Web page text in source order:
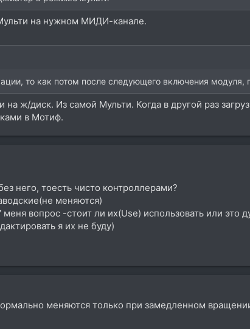
на нужном МИДИ-канале.
то как потом после следующего включения модуля,
на ж/диск. Из самой Мульти. Когда в другой раз
в Мотиф.
него, тоесть чисто контроллерами?
меняются)
вопрос -стоит ли их(Use) использовать или это
я их не буду)
меняются только при замедленном